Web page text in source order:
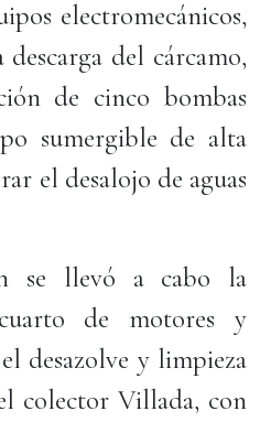
electromecánicos,
del cárcamo,
de cinco bombas
sumergible de alta
el desalojo de aguas
se llevó a cabo la
de motores y
desazolve y limpieza
colector Villada, con